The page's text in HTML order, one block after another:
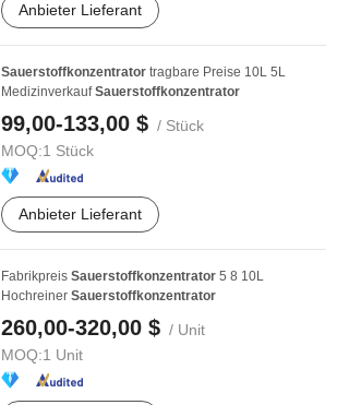
Anbieter Lieferant
Sauerstoffkonzentrator tragbare Preise 10L 5L
MedizinverkaufSauerstoffkonzentrator
99,00-133,00 $ / Stück
MOQ:1 Stück
Anbieter Lieferant
Fabrikpreis Sauerstoffkonzentrator 5 8 10L
Hochreiner Sauerstoffkonzentrator
260,00-320,00 $ / Unit
MOQ:1 Unit